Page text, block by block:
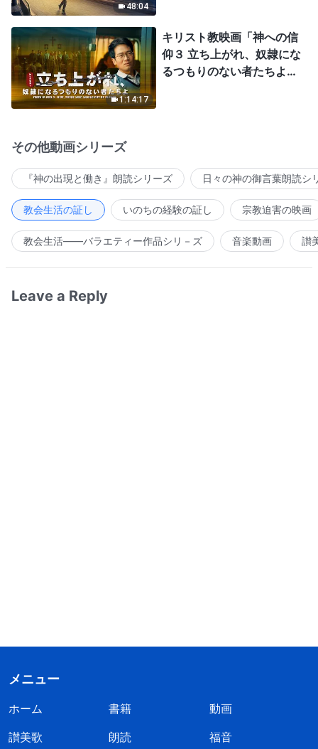
48:04
1:14:17
キリスト教映画「神への信
仰３ 立ち上がれ、奴隷にな
るつもりのない者たちよ」
その他動画シリーズ
『神の出現と働き』朗読シリーズ 日々の神の御言葉朗読シ
教会生活の証し いのちの経験の証し 宗教迫害の映画
教会生活――バラエティー作品シリ－ズ 音楽動画 讃
Leave a Reply
メニュー
ホーム 書籍
動画
讃美歌
朗読
福音